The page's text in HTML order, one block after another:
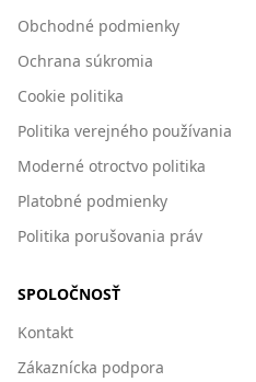
Obchodné podmienky
Ochrana súkromia
Cookie politika
Politika verejného používania
Moderné otroctvo politika
Platobné podmienky
Politika porušovania práv
SPOLOČNOSŤ
Kontakt
Zákaznícka podpora